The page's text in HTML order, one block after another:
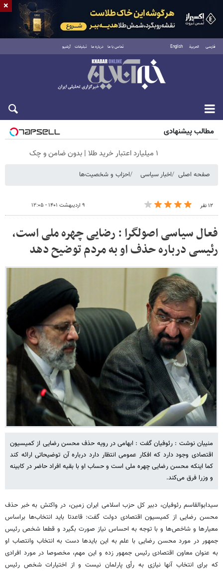
فارسی العربية English تماس با ما درباره ما تبلیغات آرشیو
جمعه ۱۶ مرداد ۱۴۰۵
مطالب پیشنهادی
۱ میلیارد اعتبار خرید طلا | بدون ضامن و چک
صفحه اصلی اخبار سیاسی احزاب و شخصیت‌ها
۱۲ نفر ۹ اردیبهشت ۱۴۰۱ - ۱۲:۰۵
فعال سیاسی اصولگرا : رضایی چهره ملی است،
رئیسی درباره حذف او به مردم توضیح دهد
منیبان نوشت : رئوفیان گفت : ابهامی در رویه حذف محسن رضایی از کمیسیون
اقتصادی وجود دارد که افکار عمومی انتظار دارد درباره آن توضیحاتی ارائه کند
کما اینکه محسن رضایی چهره ملی است و حساب او با بقیه افراد حاضر در کابینه
و وزرا فرق می‌کند.
سیدابوالقاسم رئوفیان، دبیر کل حزب اسلامی ایران زمین، در واکنش به خبر حذف
محسن رضایی از کمیسیون اقتصادی دولت گفت: قاعدتا باید انتخاب‌ها براساس
معیارها و شاخص‌ها و با توجه به احساس نیاز صورت بگیرد و قطعا شخص رئیس
جمهور در مورد محسن رضایی با علم به این بایدها دست به انتخاب وانتصاب او
به عنوان معاون اقتصادی رئیس جمهور زده و این مهم، مخصوصا در مورد افرادی
که برای انتخاب آنها نیازی به رأی پارلمان نیست و از اختیارات شخص رئیس
×